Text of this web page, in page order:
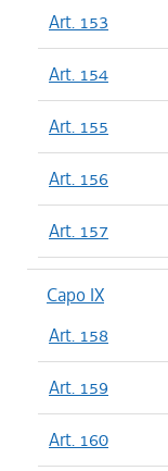
Art. 153
Art. 154
Art. 155
Art. 156
Art. 157
Capo IX
Art. 158
Art. 159
Art. 160